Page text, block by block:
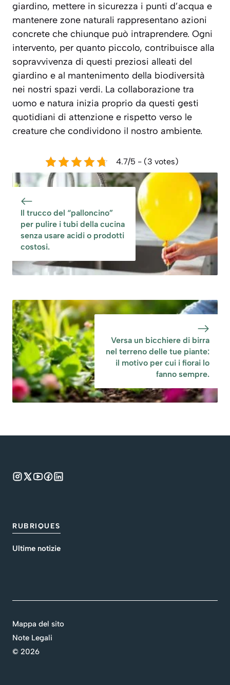
giardino, mettere in sicurezza i punti d’acqua e
mantenere zone naturali rappresentano azioni
concrete che chiunque può intraprendere. Ogni
intervento, per quanto piccolo, contribuisce alla
sopravvivenza di questi preziosi alleati del
giardino e al mantenimento della biodiversità
nei nostri spazi verdi. La collaborazione tra
uomo e natura inizia proprio da questi gesti
quotidiani di attenzione e rispetto verso le
creature che condividono il nostro ambiente.
4.7/5 - (3 votes)
Il trucco del “palloncino”
per pulire i tubi della cucina
senza usare acidi o prodotti
costosi.
Versa un bicchiere di birra
nel terreno delle tue piante:
il motivo per cui i fiorai lo
fanno sempre.
RUBRIQUES
Ultime notizie
© 2026
Mappa del sito
Note Legali